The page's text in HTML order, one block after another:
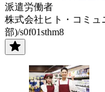
派遣労働者
株式会社ヒト・コミュ
部)/s0f01sthm8